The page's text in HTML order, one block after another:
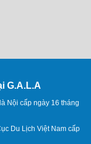
G.A.L.A
Nội cấp ngày 16 tháng
Du Lịch Việt Nam cấp